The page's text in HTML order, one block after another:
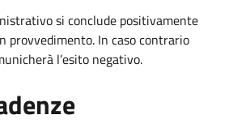
si conclude positivamente
provvedimento. In caso contrario
l’esito negativo.